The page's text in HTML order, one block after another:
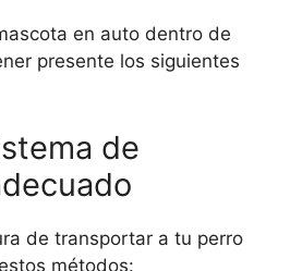
en auto dentro de
presente los siguientes
de
de transportar a tu perro
métodos: